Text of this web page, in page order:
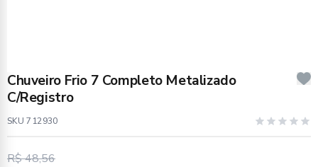
Chuveiro Frio 7 Completo Metalizado
C/Registro
SKU 712930
R$ 48,56